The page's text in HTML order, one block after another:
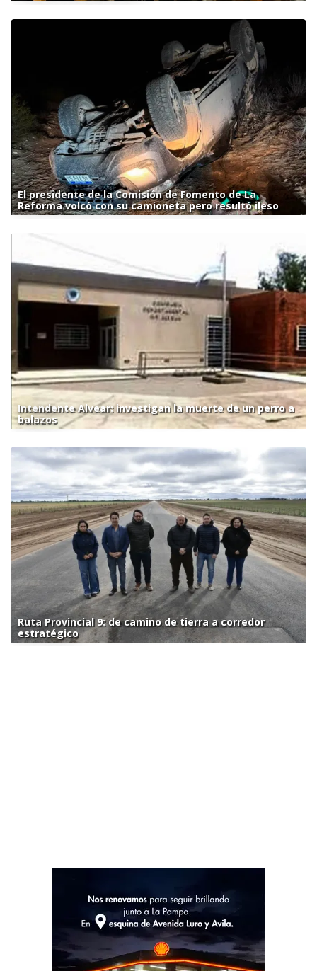
El presidente de la Comisión de Fomento de La
Reforma volcó con su camioneta pero resultó ileso
Intendente Alvear: investigan la muerte de un perro a
balazos
Ruta Provincial 9: de camino de tierra a corredor
estratégico